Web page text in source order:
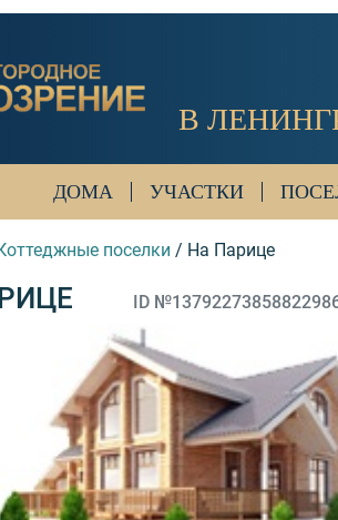
В
ДОМА УЧАСТКИ
поселки / На Парице
ID